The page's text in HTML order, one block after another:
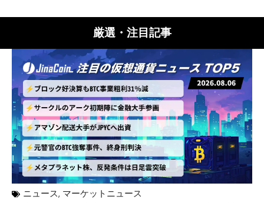
厳選・注目記事
ニュース, マーケットニュース